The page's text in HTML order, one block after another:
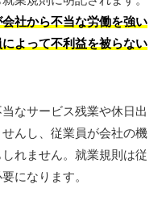
社から不当な労働を強い
よって不利益を被らない
なサービス残業や休日出
んし、従業員が会社の機
れません。就業規則は従
になります。